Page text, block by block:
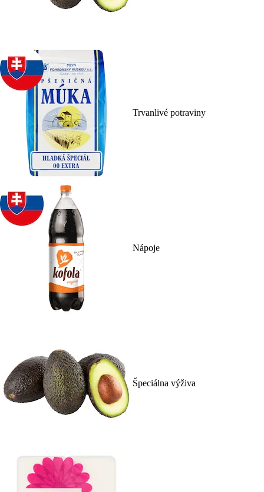
Trvanlivé potraviny
Nápoje
Špeciálna výživa